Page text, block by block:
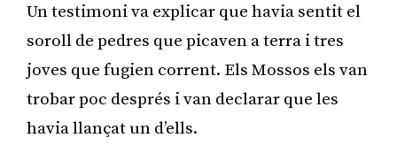
Un testimoni va explicar que havia sentit el
soroll de pedres que picaven a terra i tres
joves que fugien corrent. Els Mossos els van
trobar poc després i van declarar que les
havia llançat un d’ells.